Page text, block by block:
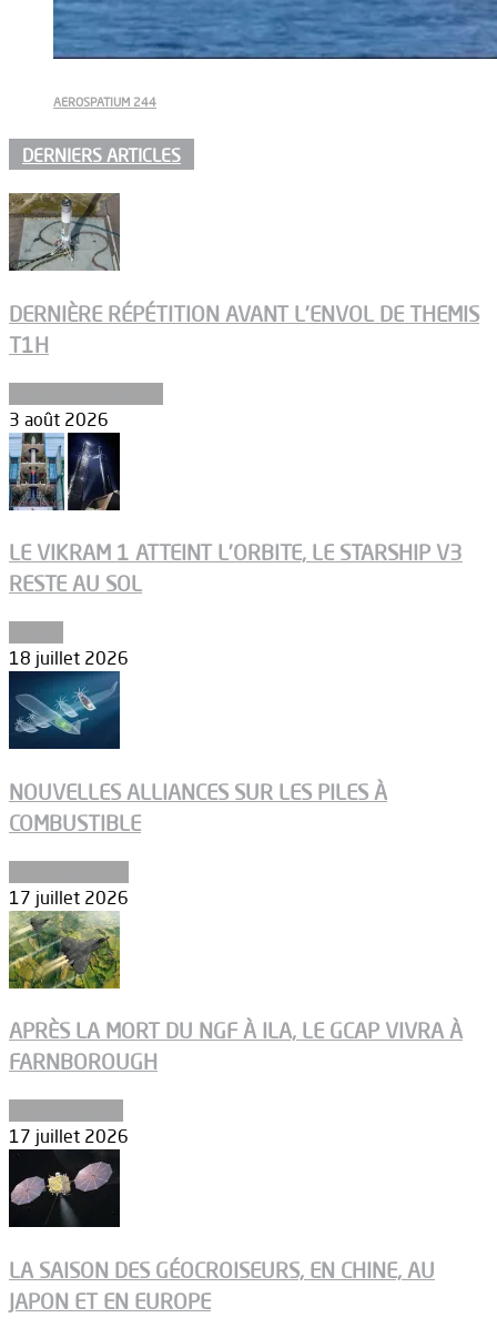
AEROSPATIUM 244
DERNIERS ARTICLES
DERNIÈRE RÉPÉTITION AVANT L’ENVOL DE THEMIS
T1H
3 août 2026
LE VIKRAM 1 ATTEINT L’ORBITE, LE STARSHIP V3
RESTE AU SOL
18 juillet 2026
NOUVELLES ALLIANCES SUR LES PILES À
COMBUSTIBLE
17 juillet 2026
APRÈS LA MORT DU NGF À ILA, LE GCAP VIVRA À
FARNBOROUGH
17 juillet 2026
LA SAISON DES GÉOCROISEURS, EN CHINE, AU
JAPON ET EN EUROPE